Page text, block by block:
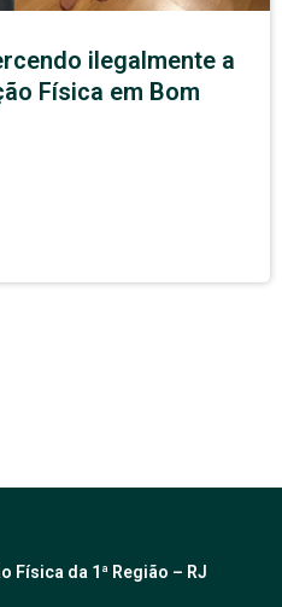
ilegalmente a
Física em Bom
Física da 1ª Região – RJ